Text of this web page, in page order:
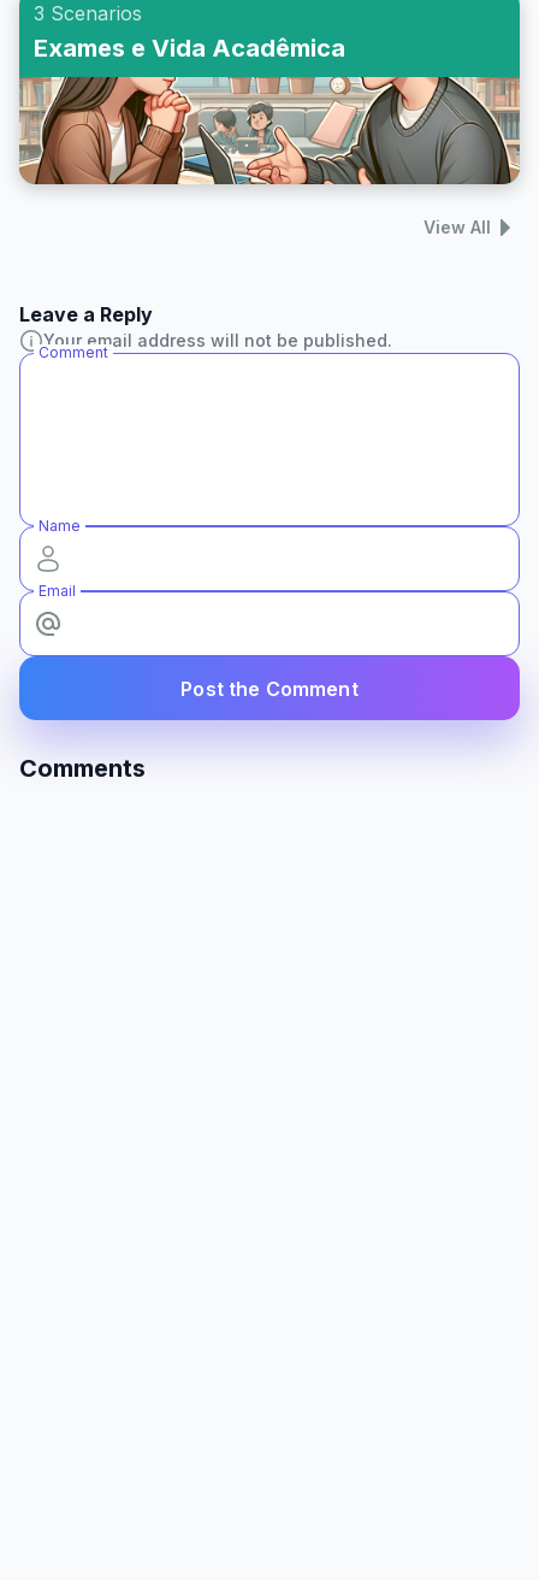
3 Scenarios
Exames e Vida Acadêmica
View All
Leave a Reply
Your email address will not be published.
Comment
Name
Email
Post the Comment
Comments